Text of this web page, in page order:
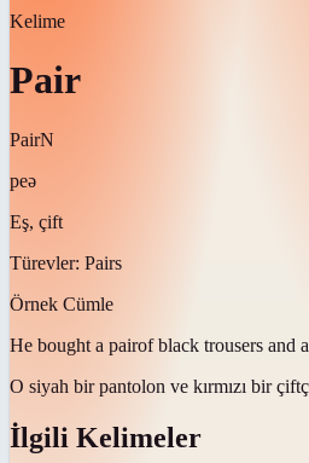
Kelime
Pair
PairN
peə
Eş, çift
Türevler: Pairs
Örnek Cümle
He bought a pairof black trousers and
O siyah bir pantolon ve kırmızı bir çift
İlgili Kelimeler